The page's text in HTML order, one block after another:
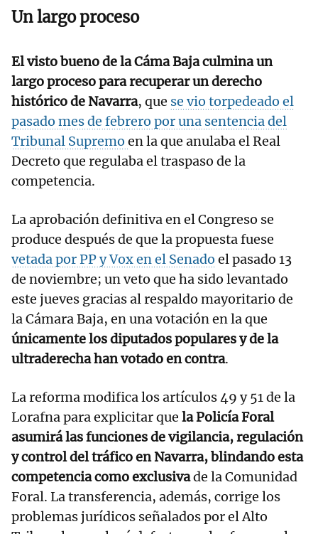
Un largo proceso
El visto bueno de la Cáma Baja culmina un
largo proceso para recuperar un derecho
histórico de Navarra, que se vio torpedeado el
pasado mes de febrero por una sentencia del
Tribunal Supremo en la que anulaba el Real
Decreto que regulaba el traspaso de la
competencia.
La aprobación definitiva en el Congreso se
produce después de que la propuesta fuese
vetada por PP y Vox en el Senado el pasado 13
de noviembre; un veto que ha sido levantado
este jueves gracias al respaldo mayoritario de
la Cámara Baja, en una votación en la que
únicamente los diputados populares y de la
ultraderecha han votado en contra.
La reforma modifica los artículos 49 y 51 de la
Lorafna para explicitar que la Policía Foral
asumirá las funciones de vigilancia, regulación
y control del tráfico en Navarra, blindando esta
competencia como exclusivade la Comunidad
Foral. La transferencia, además, corrige los
problemas jurídicos señalados por el Alto